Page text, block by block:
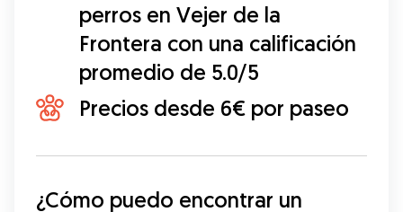
perros en Vejer de la
Frontera con una calificación
promedio de 5.0/5
Precios desde 6€ por paseo
¿Cómo puedo encontrar un